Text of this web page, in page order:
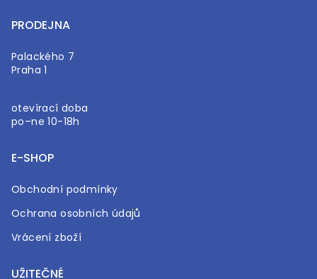
PRODEJNA
Palackého 7
Praha 1
otevírací doba
po–ne 10-18h
E-SHOP
Obchodní podmínky
Ochrana osobních údajů
Vrácení zboží
UŽITEČNÉ